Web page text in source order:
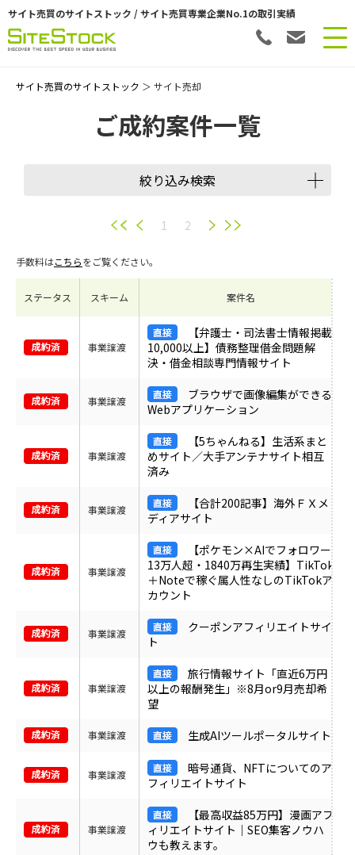
サイト売買のサイトストック / サイト売買専業企業No.1の取引実績
サイト売買のサイトストック ＞ サイト売却
ご成約案件一覧
絞り込み検索
1 2
手数料はこちらをご覧ください。
ステータス スキーム 案件名
事業譲渡
【弁護士・司法書士情報掲載
10,000以上】債務整理借金問題解
決・借金相談専門情報サイト
事業譲渡
ブラウザで画像編集ができる
Webアプリケーション
事業譲渡
【5ちゃんねる】生活系まと
めサイト／大手アンテナサイト相互
済み
事業譲渡
【合計200記事】海外ＦＸメ
ディアサイト
事業譲渡
【ポケモン×AIでフォロワー
13万人超・1840万再生実績】TikTok
＋Noteで稼ぐ属人性なしのTikTokア
カウント
事業譲渡
クーポンアフィリエイトサイ
ト
事業譲渡
旅行情報サイト「直近6万円
以上の報酬発生」※8月or9月売却希
望
事業譲渡 生成AIツールポータルサイト
事業譲渡
暗号通貨、NFTについてのア
フィリエイトサイト
事業譲渡
【最高収益85万円】漫画アフ
ィリエイトサイト｜SEO集客ノウハ
ウも教えます。